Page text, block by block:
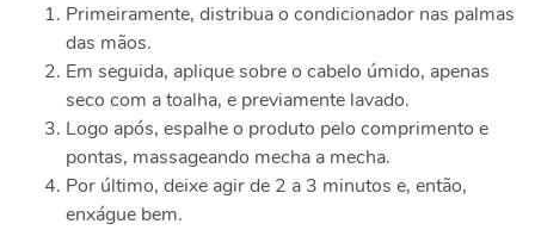
Primeiramente, distribua o condicionador nas palmas
das mãos.
Em seguida, aplique sobre o cabelo úmido, apenas
seco com a toalha, e previamente lavado.
Logo após, espalhe o produto pelo comprimento e
pontas, massageando mecha a mecha.
Por último, deixe agir de 2 a 3 minutos e, então,
enxágue bem.